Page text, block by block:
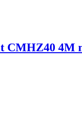
CMHZ40 4M